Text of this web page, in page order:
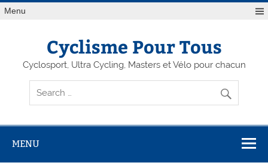
Menu
Cyclisme Pour Tous
Cyclosport, Ultra Cycling, Masters et Vélo pour chacun
MENU